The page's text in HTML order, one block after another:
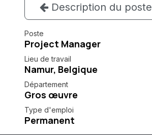
Description du poste
Poste
Project Manager
Lieu de travail
Namur, Belgique
Département
Gros œuvre
Type d'emploi
Permanent